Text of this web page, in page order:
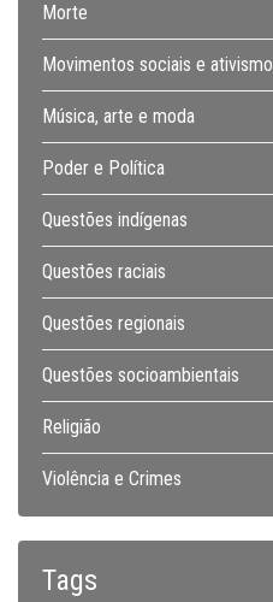
Morte
Movimentos sociais e ativismo
Música, arte e moda
Poder e Política
Questões indígenas
Questões raciais
Questões regionais
Questões socioambientais
Religião
Violência e Crimes
Tags